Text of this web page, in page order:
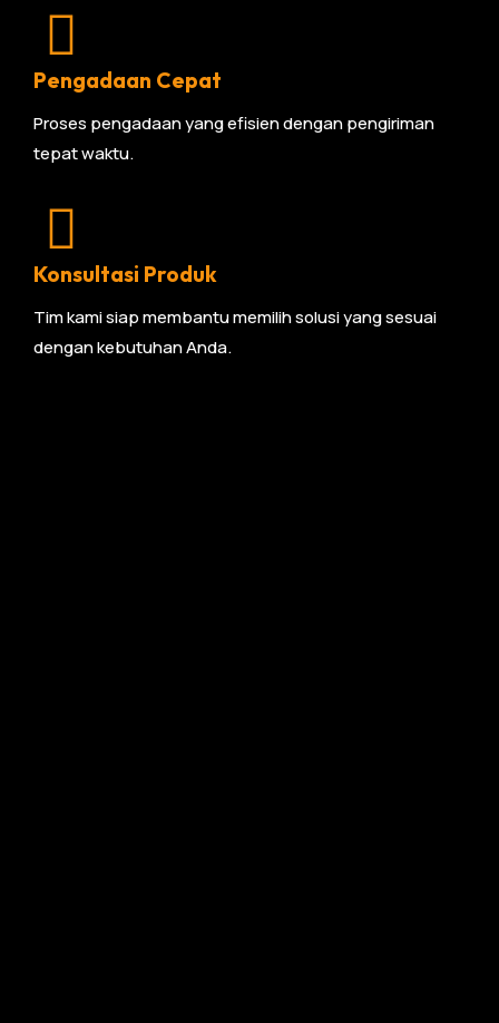
Pengadaan Cepat
Proses pengadaan yang efisien dengan pengiriman
tepat waktu.
Konsultasi Produk
Tim kami siap membantu memilih solusi yang sesuai
dengan kebutuhan Anda.